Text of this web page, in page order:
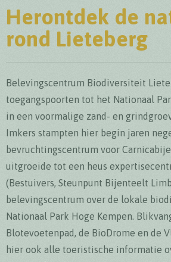
Herontdek de
rond Lieteberg
Belevingscentrum Biodiversiteit
toegangspoorten tot het Nationaal
in een voormalige zand- en
Imkers stampten hier begin jaren
bevruchtingscentrum voor
uitgroeide tot een heus
(Bestuivers, Steunpunt Bijenteelt
belevingscentrum over de lokale
Nationaal Park Hoge Kempen.
Blotevoetenpad, de BioDrome en de
hier ook alle toeristische informatie